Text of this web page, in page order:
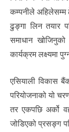
कम्पनीले
ढुङ्गा लिन तयार
समाधान
कार्यक्रम लक्ष्यमा
एसियाली विकास
परियोजनाको यो
तर एकपछि अर्को
जोडिएको प्रसङ्ग